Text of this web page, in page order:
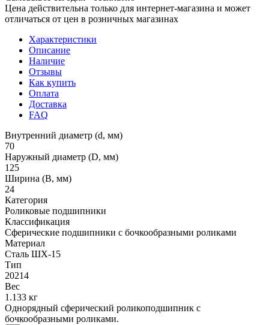
Цена действительна только для интернет-магазина и может
отличаться от цен в розничных магазинах
Характеристики
Описание
Наличие
Отзывы
Как купить
Оплата
Доставка
FAQ
Внутренний диаметр (d, мм)
70
Наружный диаметр (D, мм)
125
Ширина (B, мм)
24
Категория
Роликовые подшипники
Классификация
Сферические подшипники с бочкообразными роликами
Материал
Сталь ШХ-15
Тип
20214
Вес
1.133 кг
Однорядный сферический роликоподшипник с
бочкообразными роликами.